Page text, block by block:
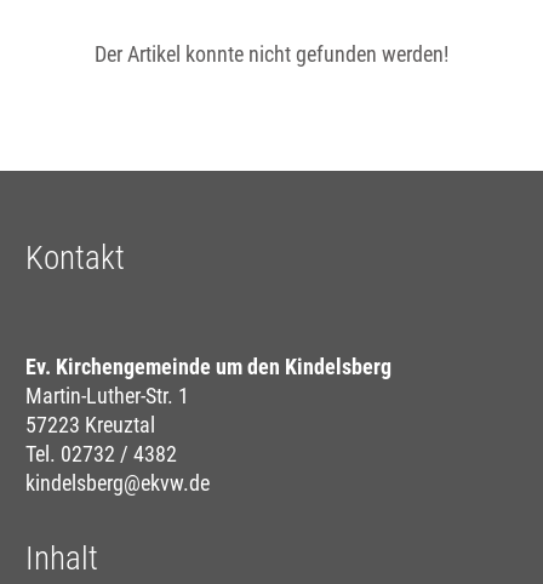
Der Artikel konnte nicht gefunden werden!
Kontakt
Ev. Kirchengemeinde um den Kindelsberg
Martin-Luther-Str. 1
57223 Kreuztal
Tel. 02732 / 4382
kindelsberg@ekvw.de
Inhalt